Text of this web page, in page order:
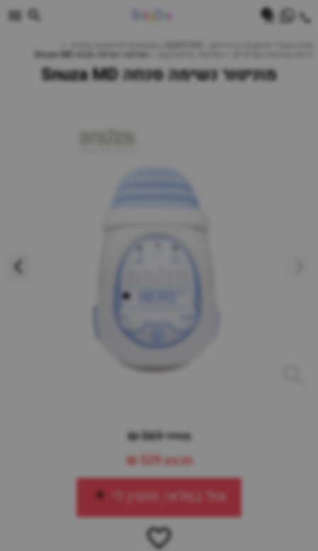
מוניטור נשימה סנוזה Snuza MD
מחיר 569 ₪
מבצע529 ₪
אזל במלאי, תזמין לי